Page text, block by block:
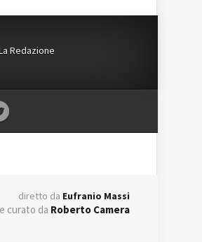
Redazione
diretto da Eufranio Massi
curato da Roberto Camera